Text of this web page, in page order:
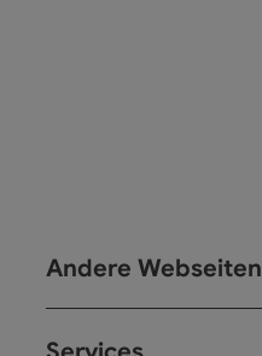
Andere Webseiten